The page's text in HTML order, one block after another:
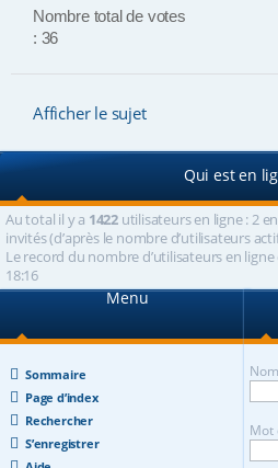
Nombre total de votes
: 36
Afficher le sujet
Qui est en
Au total il y a 1422 utilisateurs en ligne : 2
invités (d’après le nombre d’utilisateurs
Le record du nombre d’utilisateurs en ligne
18:16
Menu
Sommaire
Page d’index
Rechercher
S’enregistrer
Mot